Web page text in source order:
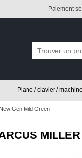
Paiement
Piano / clavier / machine
Gen Mild Green
MILLER